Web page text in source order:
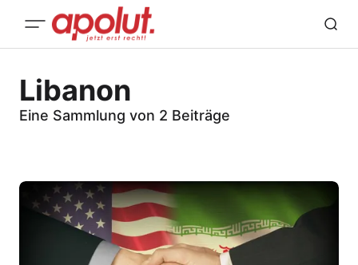
Libanon
Eine Sammlung von 2 Beiträge